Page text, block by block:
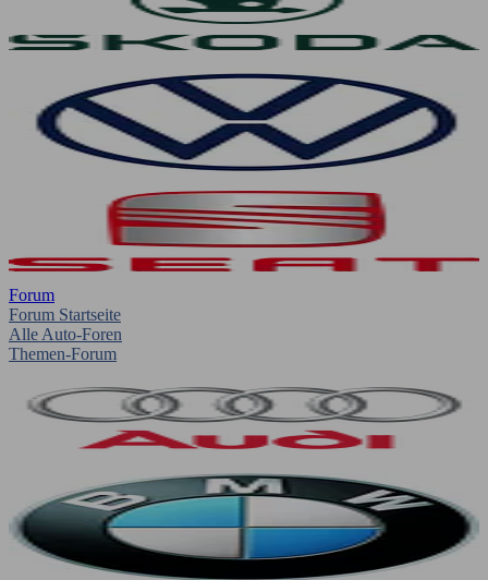
Forum
Forum Startseite
Alle Auto-Foren
Themen-Forum